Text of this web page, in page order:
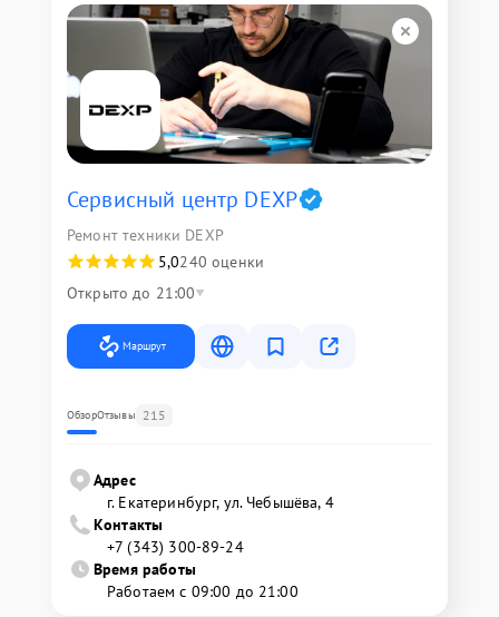
Сервисный центр DEXP
Ремонт техники DEXP
5,0240 оценки
Открыто до 21:00
Маршрут
ОбзорОтзывы 215
Адрес
г. Екатеринбург, ул. Чебышёва, 4
Контакты
+7 (343) 300-89-24
Время работы
Работаем с 09:00 до 21:00